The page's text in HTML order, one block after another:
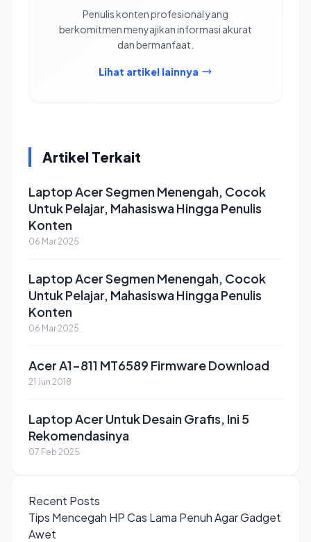
Penulis konten profesional yang
berkomitmen menyajikan informasi akurat
dan bermanfaat.
Lihat artikel lainnya
Artikel Terkait
Laptop Acer Segmen Menengah, Cocok
Untuk Pelajar, Mahasiswa Hingga Penulis
Konten
06 Mar 2025
Laptop Acer Segmen Menengah, Cocok
Untuk Pelajar, Mahasiswa Hingga Penulis
Konten
06 Mar 2025
Acer A1-811 MT6589 Firmware Download
21 Jun 2018
Laptop Acer Untuk Desain Grafis, Ini 5
Rekomendasinya
07 Feb 2025
Recent Posts
Tips Mencegah HP Cas Lama Penuh Agar Gadget
Awet